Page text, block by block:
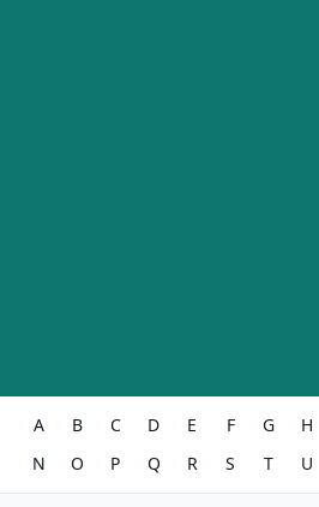
A B C D E F G H
N
O P Q R S T U